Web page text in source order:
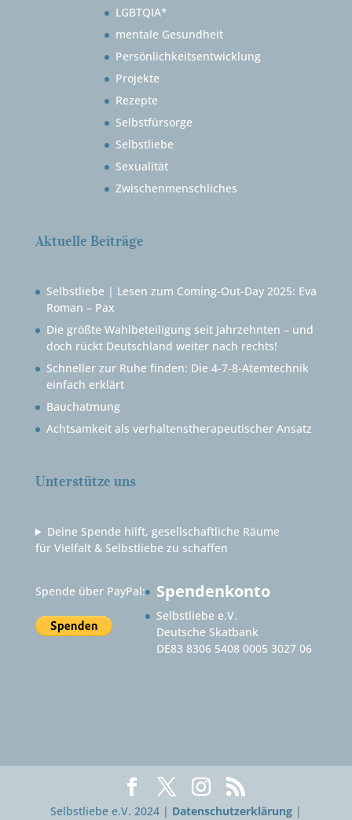
LGBTQIA*
mentale Gesundheit
Persönlichkeitsentwicklung
Projekte
Rezepte
Selbstfürsorge
Selbstliebe
Sexualität
Zwischenmenschliches
Aktuelle Beiträge
Selbstliebe | Lesen zum Coming-Out-Day 2025: Eva
Roman – Pax
Die größte Wahlbeteiligung seit Jahrzehnten – und
doch rückt Deutschland weiter nach rechts!
Schneller zur Ruhe finden: Die 4-7-8-Atemtechnik
einfach erklärt
Bauchatmung
Achtsamkeit als verhaltenstherapeutischer Ansatz
Unterstütze uns
Deine Spende hilft, gesellschaftliche Räume
für Vielfalt & Selbstliebe zu schaffen
Spende über PayPal: Spendenkonto
Selbstliebe e.V.
Deutsche Skatbank
DE83 8306 5408 0005 3027 06
Selbstliebe e.V. 2024 | Datenschutzerklärung|